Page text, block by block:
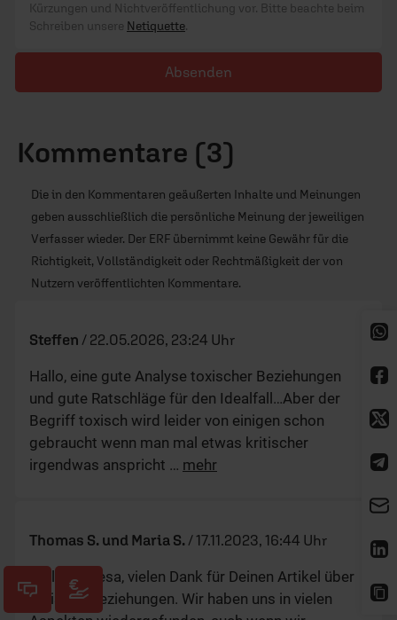
Kürzungen und Nichtveröffentlichung vor. Bitte beachte beim
Schreiben unsere Netiquette.
Absenden
Kommentare (3)
Die in den Kommentaren geäußerten Inhalte und Meinungen
geben ausschließlich die persönliche Meinung der jeweiligen
Verfasser wieder. Der ERF übernimmt keine Gewähr für die
Richtigkeit, Vollständigkeit oder Rechtmäßigkeit der von
Nutzern veröffentlichten Kommentare.
Steffen / 22.05.2026, 23:24 Uhr
Hallo, eine gute Analyse toxischer Beziehungen
und gute Ratschläge für den Idealfall…Aber der
Begriff toxisch wird leider von einigen schon
gebraucht wenn man mal etwas kritischer
irgendwas anspricht … mehr
Thomas S. und Maria S. / 17.11.2023, 16:44 Uhr
Hallo Theresa, vielen Dank für Deinen Artikel über
toxische Beziehungen. Wir haben uns in vielen